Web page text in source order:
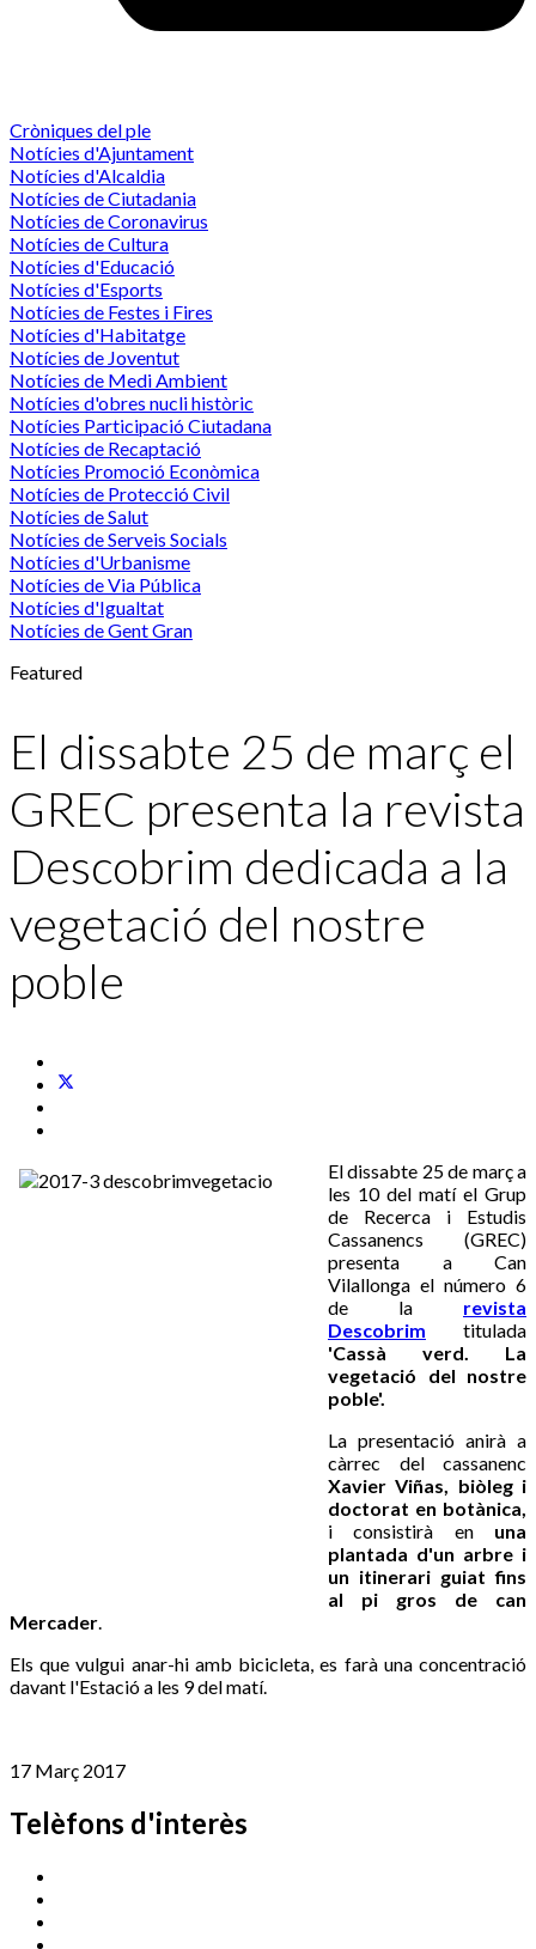
Cròniques del ple
Notícies d'Ajuntament
Notícies d'Alcaldia
Notícies de Ciutadania
Notícies de Coronavirus
Notícies de Cultura
Notícies d'Educació
Notícies d'Esports
Notícies de Festes i Fires
Notícies d'Habitatge
Notícies de Joventut
Notícies de Medi Ambient
Notícies d'obres nucli històric
Notícies Participació Ciutadana
Notícies de Recaptació
Notícies Promoció Econòmica
Notícies de Protecció Civil
Notícies de Salut
Notícies de Serveis Socials
Notícies d'Urbanisme
Notícies de Via Pública
Notícies d'Igualtat
Notícies de Gent Gran
Featured
El dissabte 25 de març el
GREC presenta la revista
Descobrim dedicada a la
vegetació del nostre
poble
El dissabte 25 de març a
les 10 del matí el Grup
de Recerca i Estudis
Cassanencs (GREC)
presenta a Can
Vilallonga el número 6
de la revista
Descobrim titulada
'Cassà verd. La
vegetació del nostre
poble'.
La presentació anirà a
càrrec del cassanenc
Xavier Viñas, biòleg i
doctorat en botànica,
i consistirà en una
plantada d'un arbre i
un itinerari guiat fins
al pi gros de can
Mercader.
Els que vulgui anar-hi amb bicicleta, es farà una concentració
davant l'Estació a les 9 del matí.
17 Març 2017
Telèfons d'interès